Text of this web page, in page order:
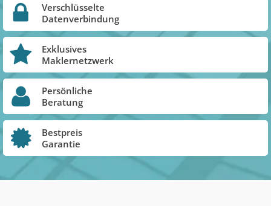
Verschlüsselte
Datenverbindung
Exklusives
Maklernetzwerk
Persönliche
Beratung
Bestpreis
Garantie